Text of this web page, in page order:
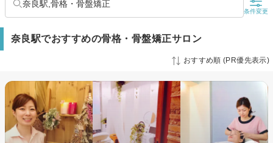
奈良駅,骨格・骨盤矯正
条件変更
奈良駅でおすすめの骨格・骨盤矯正サロン
おすすめ順 (PR優先表示)